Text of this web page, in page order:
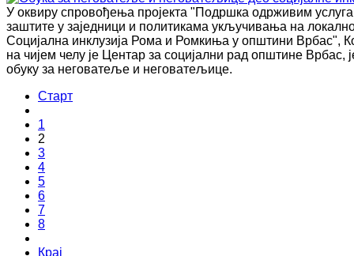
У оквиру спровођења пројекта "Подршка одрживим
заштите у заједници и политикама укључивања на
Социјална инклузија Рома и Ромкиња у општини Врбас",
на чијем челу је Центар за социјални рад општине Врбас,
обуку за неговатеље и неговатељице.
Старт
1
2
3
4
5
6
7
8
Крај